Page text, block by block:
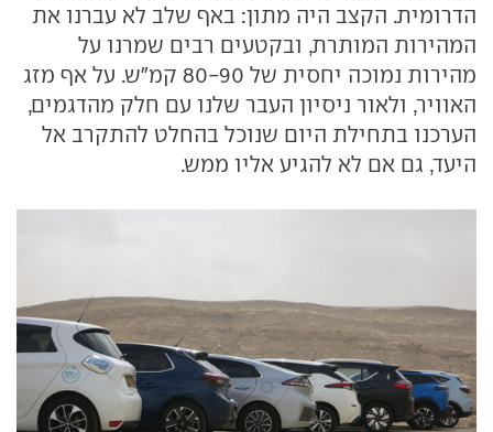
הדרומית. הקצב היה מתון: באף שלב לא עברנו את
המהירות המותרת, ובקטעים רבים שמרנו על
מהירות נמוכה יחסית של 80-90 קמ"ש. על אף מזג
האוויר, ולאור ניסיון העבר שלנו עם חלק מהדגמים,
הערכנו בתחילת היום שנוכל בהחלט להתקרב אל
היעד, גם אם לא להגיע אליו ממש.